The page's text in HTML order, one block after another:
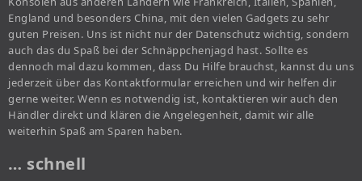
England und besonders China, mit den vielen Gadgets zu sehr
guten Preisen. Uns ist nicht nur der Datenschutz wichtig, sondern
auch das du Spaß bei der Schnäppchenjagd hast. Sollte es
dennoch mal dazu kommen, dass Du Hilfe brauchst, kannst du uns
jederzeit über das Kontaktformular erreichen und wir helfen dir
gerne weiter. Wenn es notwendig ist, kontaktieren wir auch den
Händler direkt und klären die Angelegenheit, damit wir alle
weiterhin Spaß am Sparen haben.
… schnell